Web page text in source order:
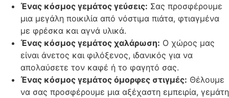
Ένας κόσμος γεμάτος γεύσεις: Σας προσφέρουμε
μια μεγάλη ποικιλία από νόστιμα πιάτα, φτιαγμένα
με φρέσκα και αγνά υλικά.
Ένας κόσμος γεμάτος χαλάρωση: Ο χώρος μας
είναι άνετος και φιλόξενος, ιδανικός για να
απολαύσετε τον καφέ ή το φαγητό σας.
Ένας κόσμος γεμάτος όμορφες στιγμές: Θέλουμε
να σας προσφέρουμε μια αξέχαστη εμπειρία, γεμάτη